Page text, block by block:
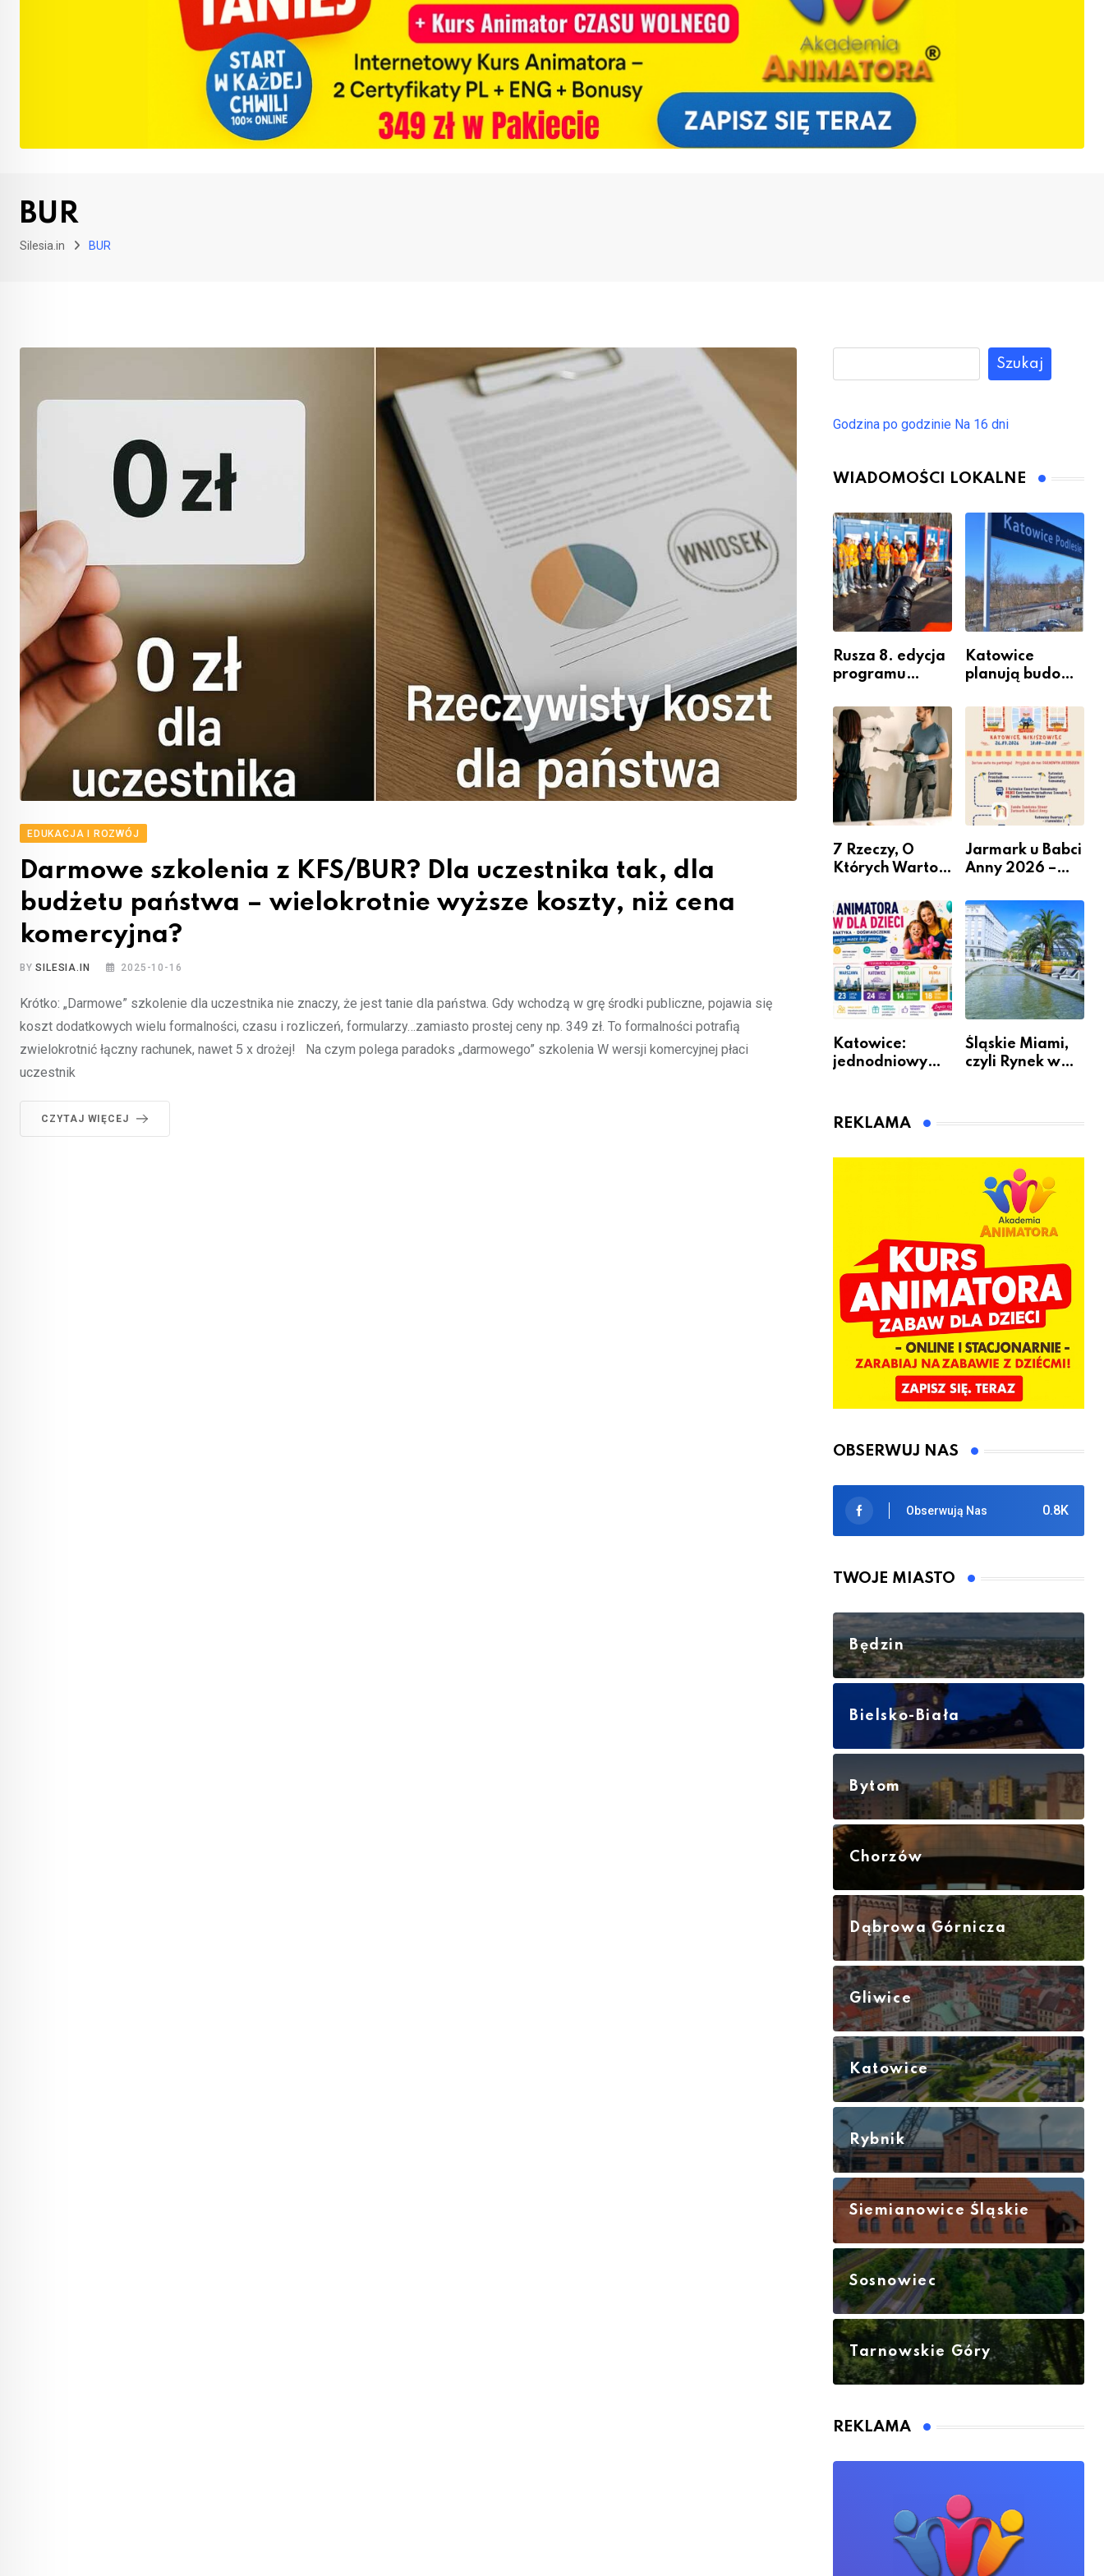
BUR
Silesia.in BUR
EDUKACJA I ROZWÓJ
Darmowe szkolenia z KFS/BUR? Dla uczestnika tak, dla
budżetu państwa – wielokrotnie wyższe koszty, niż cena
komercyjna?
BYSILESIA.IN 2025-10-16
Krótko: „Darmowe” szkolenie dla uczestnika nie znaczy, że jest tanie dla państwa. Gdy wchodzą w grę środki publiczne, pojawia się
koszt dodatkowych wielu formalności, czasu i rozliczeń, formularzy…zamiasto prostej ceny np. 349 zł. To formalności potrafią
zwielokrotnić łączny rachunek, nawet 5 x drożej! Na czym polega paradoks „darmowego” szkolenia W wersji komercyjnej płaci
uczestnik
CZYTAJ WIĘCEJ
Szukaj
Godzina po godzinie Na 16 dni
WIADOMOŚCI LOKALNE
Rusza 8. edycja
programu
Miastem
Fachowców” –
nabór dla
przedsiębiorców
Katowice
planują budowę
przesiadkoweg
o w Podlesiu
7 Rzeczy, O
Których Warto
Remontem
Mieszkania
Jarmark u Babci
Anny 2026 –
Katowice:
jednodniowy
animatora
Śląskie Miami,
czyli Rynek w
REKLAMA
OBSERWUJ NAS
0.8K
Obserwują Nas
TWOJE MIASTO
Będzin
Bielsko-Biała
Bytom
Chorzów
Dąbrowa Górnicza
Gliwice
Katowice
Rybnik
Siemianowice Śląskie
Sosnowiec
Tarnowskie Góry
REKLAMA